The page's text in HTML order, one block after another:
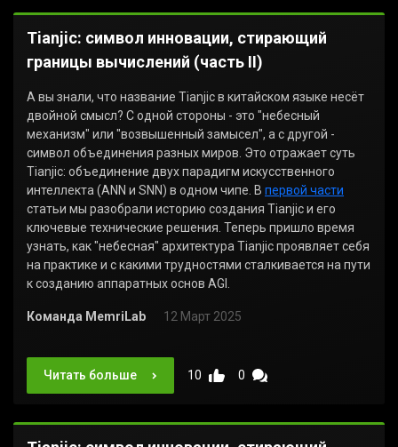
Tianjic: символ инновации, стирающий
границы вычислений (часть II)
А вы знали, что название Tianjic в китайском языке несёт
двойной смысл? С одной стороны - это "небесный
механизм" или "возвышенный замысел", а с другой -
символ объединения разных миров. Это отражает суть
Tianjic: объединение двух парадигм искусственного
интеллекта (ANN и SNN) в одном чипе. В первой части
статьи мы разобрали историю создания Tianjic и его
ключевые технические решения. Теперь пришло время
узнать, как "небесная" архитектура Tianjic проявляет себя
на практике и с какими трудностями сталкивается на пути
к созданию аппаратных основ AGI.
Читать больше 10 0
Команда MemriLab 12 Март 2025